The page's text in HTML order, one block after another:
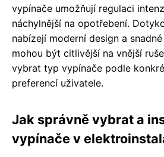
vypínače umožňují regulaci
náchylnější na opotřebení.
nabízejí moderní design a
mohou být citlivější na vnější
vybrat typ vypínače podle
preferencí uživatele.
Jak správně vybrat a
vypínače v